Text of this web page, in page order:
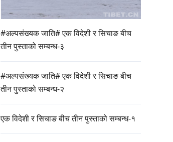
#अल्पसंख्यक जाति# एक विदेशी र सिचाङ बीच
तीन पुस्ताको सम्बन्ध-३
#अल्पसंख्यक जाति# एक विदेशी र सिचाङ बीच
तीन पुस्ताको सम्बन्ध-२
एक विदेशी र सिचाङ बीच तीन पुस्ताको सम्बन्ध-१